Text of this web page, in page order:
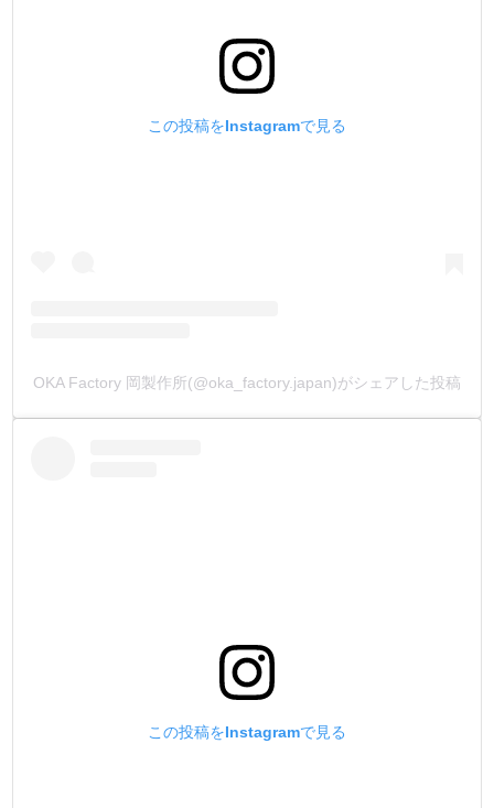
この投稿をInstagramで見る
OKA Factory 岡製作所(@oka_factory.japan)がシェアした投稿
この投稿をInstagramで見る